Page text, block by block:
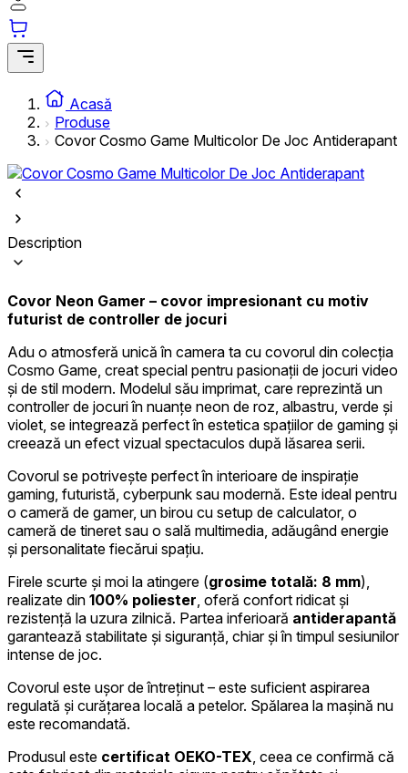
Acasă
Produse
Covor Cosmo Game Multicolor De Joc Antiderapant
Description
Covor Neon Gamer – covor impresionant cu motiv
futurist de controller de jocuri
Adu o atmosferă unică în camera ta cu covorul din colecția
Cosmo Game, creat special pentru pasionații de jocuri video
și de stil modern. Modelul său imprimat, care reprezintă un
controller de jocuri în nuanțe neon de roz, albastru, verde și
violet, se integrează perfect în estetica spațiilor de gaming și
creează un efect vizual spectaculos după lăsarea serii.
Covorul se potrivește perfect în interioare de inspirație
gaming, futuristă, cyberpunk sau modernă. Este ideal pentru
o cameră de gamer, un birou cu setup de calculator, o
cameră de tineret sau o sală multimedia, adăugând energie
și personalitate fiecărui spațiu.
Firele scurte și moi la atingere (grosime totală: 8 mm),
realizate din 100% poliester , oferă confort ridicat și
rezistență la uzura zilnică. Partea inferioară antiderapantă
garantează stabilitate și siguranță, chiar și în timpul sesiunilor
intense de joc.
Covorul este ușor de întreținut – este suficient aspirarea
regulată și curățarea locală a petelor. Spălarea la mașină nu
este recomandată.
Produsul este certificat OEKO-TEX , ceea ce confirmă că
Cookie-urile statistice ajută deținătorii de site-uri să înțeleagă cum se
utilizatori pe site, prin colectarea și raportarea informațiilor anonime.
Cookie-urile de marketing
Cookie-urile de marketing sunt utilizate pentru a urmări utilizatorii pe
valoroase pentru editori și anunțători de terță parte.
Cookie-urile neclasificate sunt cookie-uri aflate în proces de clasificare,
furnizorii fiecărei cookie.
Salvează preferințele mele
Acceptă toate